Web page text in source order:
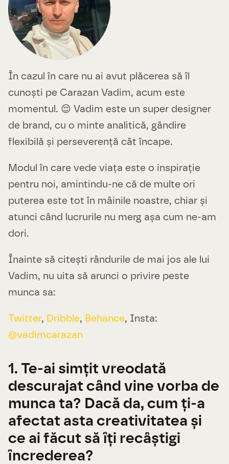
În cazul în care nu ai avut plăcerea să îl
cunoști pe Carazan Vadim, acum este
momentul. 😌 Vadim este un super designer
de brand, cu o minte analitică, gândire
flexibilă și perseverență cât încape.
Modul în care vede viața este o inspirație
pentru noi, amintindu-ne că de multe ori
puterea este tot în mâinile noastre, chiar și
atunci când lucrurile nu merg așa cum ne-am
dori.
Înainte să citești rândurile de mai jos ale lui
Vadim, nu uita să arunci o privire peste
munca sa:
Twitter, Dribble, Behance, Insta:
@vadimcarazan
1. Te-ai simțit vreodată
descurajat când vine vorba de
munca ta? Dacă da, cum ți-a
afectat asta creativitatea și
ce ai făcut să îți recâștigi
încrederea?